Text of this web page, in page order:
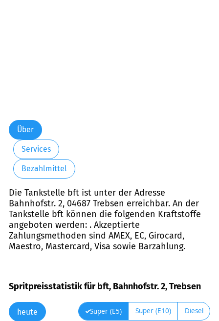
Über
Services
Bezahlmittel
Die Tankstelle bft ist unter der Adresse
Bahnhofstr. 2, 04687 Trebsen erreichbar. An der
Tankstelle bft können die folgenden Kraftstoffe
angeboten werden: . Akzeptierte
Zahlungsmethoden sind AMEX, EC, Girocard,
Maestro, Mastercard, Visa sowie Barzahlung.
Spritpreisstatistik für bft, Bahnhofstr. 2, Trebsen
heute Super (E5) Super (E10) Diesel